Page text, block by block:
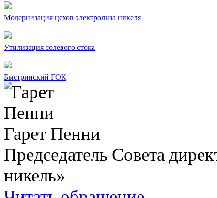
Модернизация цехов электролиза никеля
Утилизация солевого стока
Быстринский ГОК
Гарет Пенни
Председатель Совета
никель»